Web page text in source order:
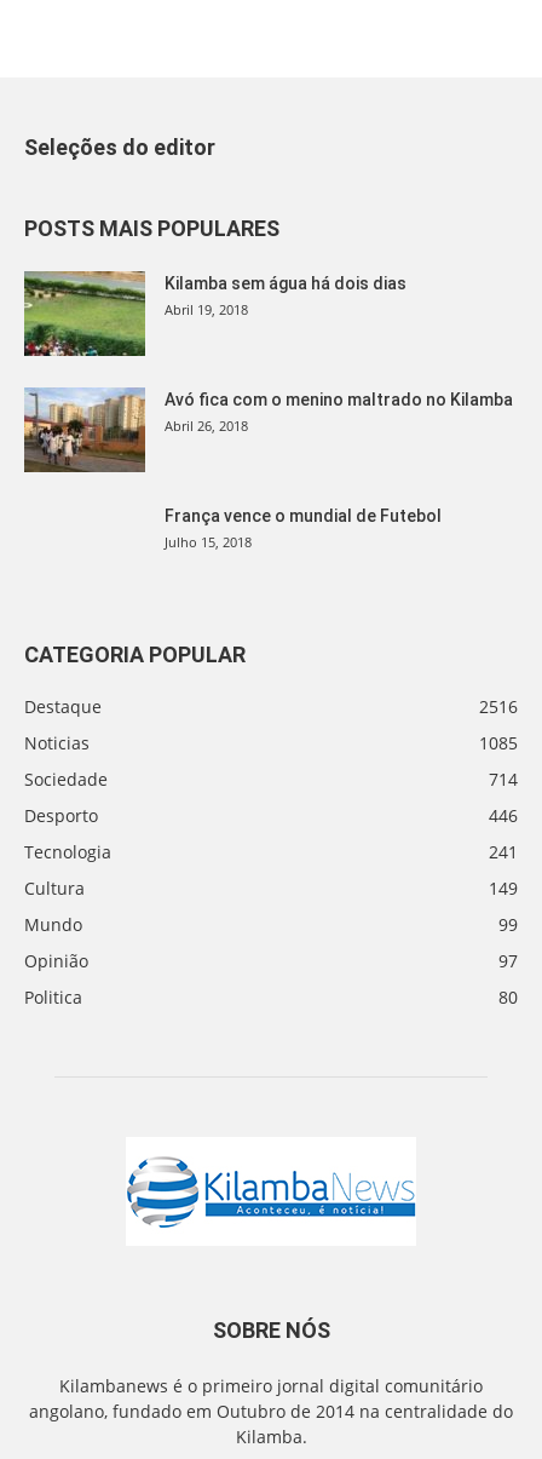
Seleções do editor
POSTS MAIS POPULARES
Kilamba sem água há dois dias
Abril 19, 2018
Avó fica com o menino maltrado no Kilamba
Abril 26, 2018
França vence o mundial de Futebol
Julho 15, 2018
CATEGORIA POPULAR
Destaque
2516
Noticias
1085
Sociedade
714
Desporto
446
Tecnologia
241
Cultura
149
Mundo
99
Opinião
97
Politica
80
SOBRE NÓS
Kilambanews é o primeiro jornal digital comunitário
angolano, fundado em Outubro de 2014 na centralidade do
Kilamba.